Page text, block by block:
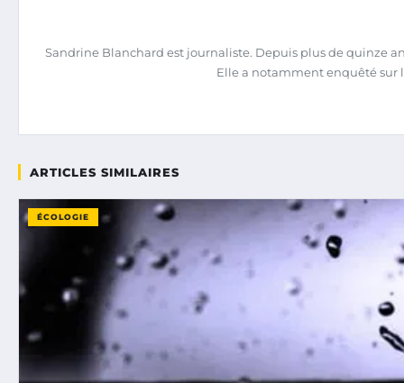
Sandrine Blanchard est journaliste. Depuis plus de quinze
Elle a notamment enquêté sur
ARTICLES SIMILAIRES
ÉCOLOGIE